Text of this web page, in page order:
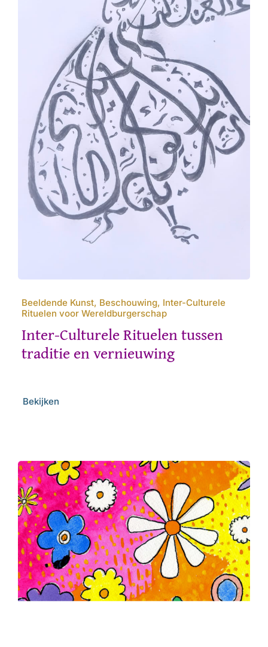
Beeldende Kunst, Beschouwing, Inter-Culturele
Rituelen voor Wereldburgerschap
Inter-Culturele Rituelen tussen
traditie en vernieuwing
Bekijken